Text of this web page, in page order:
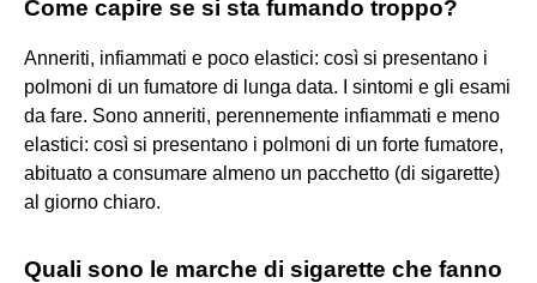
Come capire se si sta fumando troppo?
Anneriti, infiammati e poco elastici: così si presentano i
polmoni di un fumatore di lunga data. I sintomi e gli esami
da fare. Sono anneriti, perennemente infiammati e meno
elastici: così si presentano i polmoni di un forte fumatore,
abituato a consumare almeno un pacchetto (di sigarette)
al giorno chiaro.
Quali sono le marche di sigarette che fanno